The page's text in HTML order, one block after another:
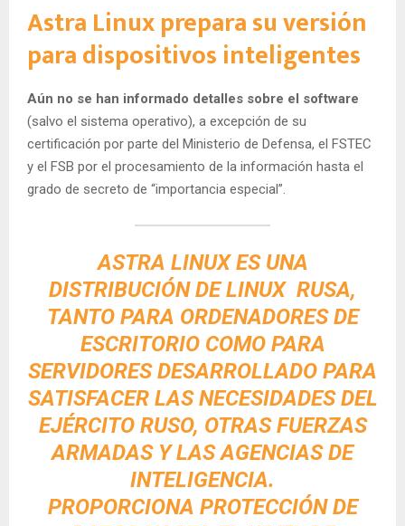
Astra Linux prepara su versión
para dispositivos inteligentes
Aún no se han informado detalles sobre el software
(salvo el sistema operativo), a excepción de su
certificación por parte del Ministerio de Defensa, el FSTEC
y el FSB por el procesamiento de la información hasta el
grado de secreto de “importancia especial”.
ASTRA LINUX ES UNA
DISTRIBUCIÓN DE LINUX RUSA,
TANTO PARA ORDENADORES DE
ESCRITORIO COMO PARA
SERVIDORES DESARROLLADO PARA
SATISFACER LAS NECESIDADES DEL
EJÉRCITO RUSO, OTRAS FUERZAS
ARMADAS Y LAS AGENCIAS DE
INTELIGENCIA.
PROPORCIONA PROTECCIÓN DE